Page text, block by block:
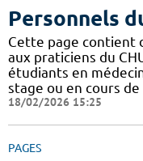
Personnels
Cette page contient
aux praticiens du
étudiants en
stage ou en cours
18/02/2026 15:25
PAGES